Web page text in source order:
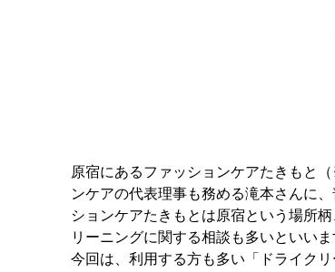
原宿にあるファッションケアたきもと
ンケアの代表理事も務める滝本さんに
ションケアたきもとは原宿という場所
リーニングに関する相談も多いといいま
今回は、利用する方も多い「ドライク